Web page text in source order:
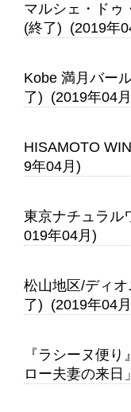
マルシェ・ドゥ
(終了) (2019年
Kobe 満月バー
了) (2019年04
HISAMOTO
9年04月)
東京ナチュラル
019年04月)
松山地区/ディ
了) (2019年04
『ラシーヌ便
ロー夫妻の来